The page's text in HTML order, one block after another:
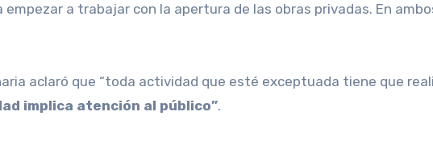
empezar a trabajar con la apertura de las obras privadas. En
aclaró que “toda actividad que esté exceptuada tiene que
implica atención al público”.